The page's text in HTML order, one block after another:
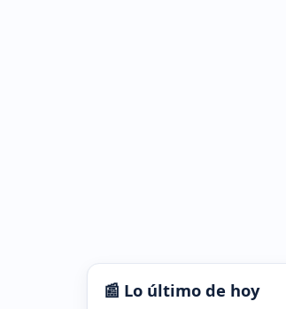
📰 Lo último de hoy